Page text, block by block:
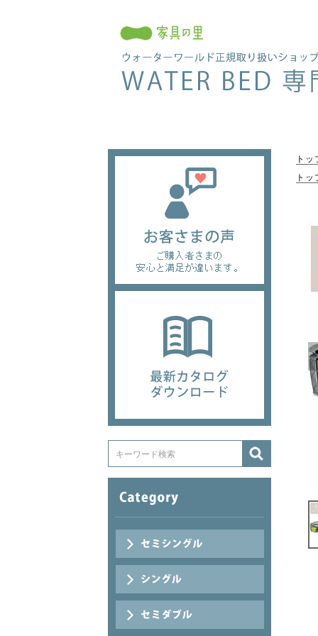
トッ
トッ